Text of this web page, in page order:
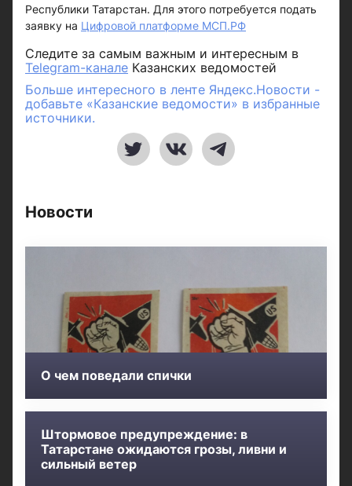
Республики Татарстан. Для этого потребуется подать
заявку на Цифровой платформе МСП.РФ
Следите за самым важным и интересным в
Telegram-канале Казанских ведомостей
Больше интересного в ленте Яндекс.Новости -
добавьте «Казанские ведомости» в избранные
источники.
Новости
О чем поведали спички
Штормовое предупреждение: в
Татарстане ожидаются грозы, ливни и
сильный ветер